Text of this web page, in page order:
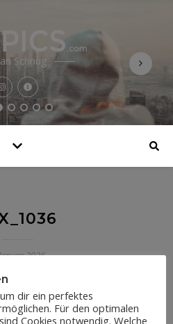
Schnug
2026
dir ein perfektes
Für den optimalen
Cookies notwendig. Welche